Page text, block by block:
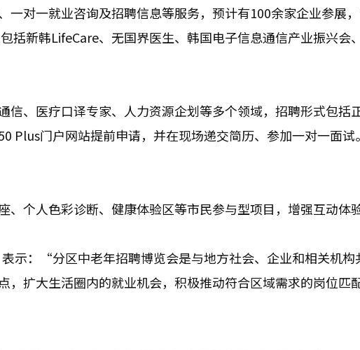
一对一就业咨询及招聘信息等服务，预计有100余家企业参展
括新韩LifeCare、无国界医生、韩国电子信息通信产业振兴会
信、医疗口译专家、人力资源企划等多个领域，招聘形式包括
Plus门户网站提前申请，并在现场递交简历、参加一对一面试
个人色彩诊断、健康体验区等市民参与型项目，增强互动体验
示：“分区中老年招聘博览会是与地方社会、企业和相关机构
，扩大生活圈内的就业机会，积极推动符合区域需求的岗位匹